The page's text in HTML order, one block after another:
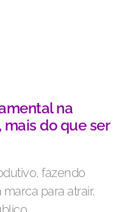
na
do que ser
fazendo
para atrair,